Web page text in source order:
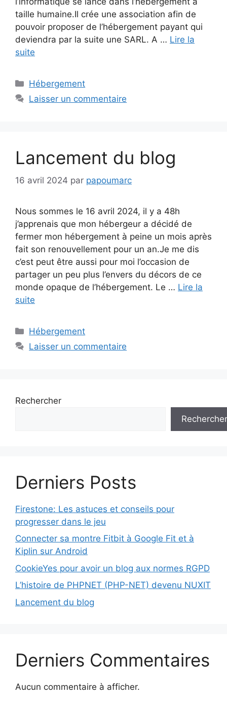
taille humaine.Il crée une association afin de
pouvoir proposer de l’hébergement payant qui
deviendra par la suite une SARL. A … Lire la
suite
Catégories
Hébergement
Laisser un commentaire
Lancement du blog
16 avril 2024 par papoumarc
Nous sommes le 16 avril 2024, il y a 48h
j’apprenais que mon hébergeur a décidé de
fermer mon hébergement à peine un mois après
fait son renouvellement pour un an.Je me dis
c’est peut être aussi pour moi l’occasion de
partager un peu plus l’envers du décors de ce
monde opaque de l’hébergement. Le … Lire la
suite
Catégories
Hébergement
Laisser un commentaire
Rechercher
Rechercher
Derniers Posts
Firestone: Les astuces et conseils pour
progresser dans le jeu
Connecter sa montre Fitbit à Google Fit et à
Kiplin sur Android
CookieYes pour avoir un blog aux normes RGPD
L’histoire de PHPNET (PHP-NET) devenu NUXIT
Lancement du blog
Derniers Commentaires
Aucun commentaire à afficher.